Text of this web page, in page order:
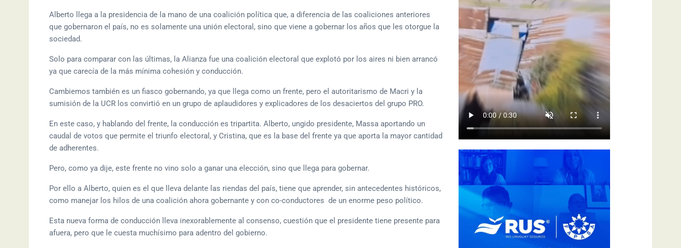
Alberto llega a la presidencia de la mano de una coalición política que, a diferencia de las coaliciones anteriores
que gobernaron el país, no es solamente una unión electoral, sino que viene a gobernar los años que les otorgue la
sociedad.
Solo para comparar con las últimas, la Alianza fue una coalición electoral que explotó por los aires ni bien arrancó
ya que carecía de la más mínima cohesión y conducción.
Cambiemos también es un fiasco gobernando, ya que llega como un frente, pero el autoritarismo de Macri y la
sumisión de la UCR los convirtió en un grupo de aplaudidores y explicadores de los desaciertos del grupo PRO.
En este caso, y hablando del frente, la conducción es tripartita. Alberto, ungido presidente, Massa aportando un
caudal de votos que permite el triunfo electoral, y Cristina, que es la base del frente ya que aporta la mayor cantidad
de adherentes.
Pero, como ya dije, este frente no vino solo a ganar una elección, sino que llega para gobernar.
Por ello a Alberto, quien es el que lleva delante las riendas del país, tiene que aprender, sin antecedentes históricos,
como manejar los hilos de una coalición ahora gobernante y con co-conductores de un enorme peso político.
Esta nueva forma de conducción lleva inexorablemente al consenso, cuestión que el presidente tiene presente para
afuera, pero que le cuesta muchísimo para adentro del gobierno.